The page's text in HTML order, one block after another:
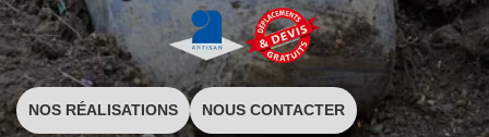
NOS RÉALISATIONS NOUS CONTACTER